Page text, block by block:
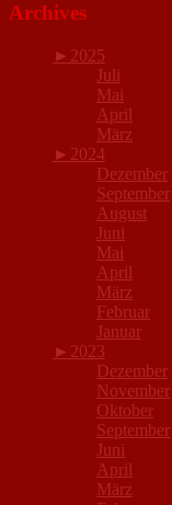
Archives
► 2025
Juli
Mai
April
März
► 2024
Dezember
September
August
Juni
Mai
April
März
Februar
Januar
► 2023
Dezember
November
Oktober
September
Juni
April
März